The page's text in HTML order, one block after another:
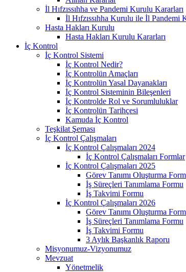
İl Hıfzıssıhha ve Pandemi Kurulu Kararları
İl Hıfzıssıhha Kurulu ile İl Pandemi
Hasta Hakları Kurulu
Hasta Hakları Kurulu Kararları
İç Kontrol
İç Kontrol Sistemi
İç Kontrol Nedir?
İç Kontrolün Amaçları
İç Kontrolün Yasal Dayanakları
İç Kontrol Sisteminin Bileşenleri
İç Kontrolde Rol ve Sorumluluklar
İç Kontrolün Tarihçesi
Kamuda İç Kontrol
Teşkilat Şeması
İç Kontrol Çalışmaları
İç Kontrol Çalışmaları 2024
İç Kontrol Çalışmaları Formlar
İç Kontrol Çalışmaları 2025
Görev Tanımı Oluşturma
İş Süreçleri Tanımlama Formu
İş Takvimi Formu
İç Kontrol Çalışmaları 2026
Görev Tanımı Oluşturma
İş Süreçleri Tanımlama Formu
İş Takvimi Formu
3 Aylık Başkanlık Raporu
Misyonumuz-Vizyonumuz
Mevzuat
Yönetmelik